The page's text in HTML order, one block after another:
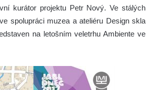
kurátor projektu Petr Nový. Ve stálých
spolupráci muzea a ateliéru Design skla
na letošním veletrhu Ambiente ve